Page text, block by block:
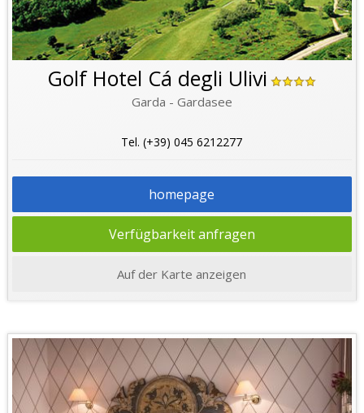
Golf Hotel Cá degli Ulivi
Garda - Gardasee
Tel. (+39) 045 6212277
homepage
Verfügbarkeit anfragen
Auf der Karte anzeigen